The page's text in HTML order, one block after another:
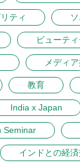
ティ
ビューテ
メディ
教育
India x Japan
Seminar
インドとの経